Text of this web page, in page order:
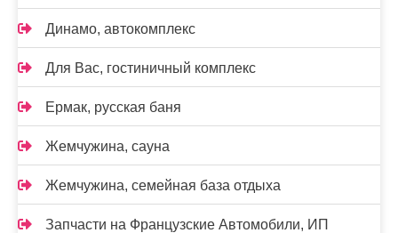
Динамо, автокомплекс
Для Вас, гостиничный комплекс
Ермак, русская баня
Жемчужина, сауна
Жемчужина, семейная база отдыха
Запчасти на Французские Автомобили, ИП